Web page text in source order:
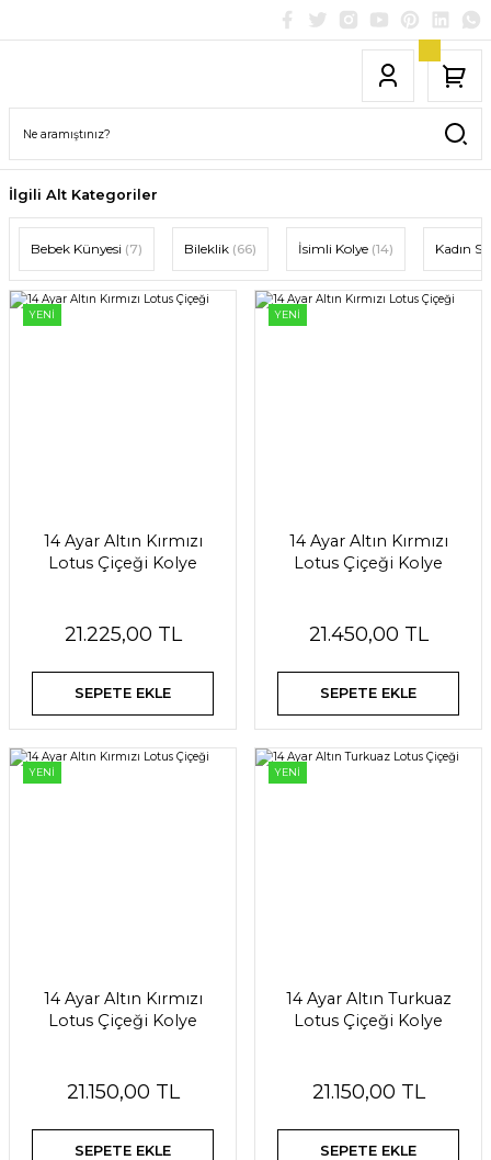
İlgili Alt Kategoriler
Bebek Künyesi (7) Bileklik (66) İsimli Kolye (14) Kadın
YENİ
14 Ayar Altın Kırmızı
Lotus Çiçeği Kolye
21.225,00 TL
SEPETE EKLE
YENİ
14 Ayar Altın Kırmızı
Lotus Çiçeği Kolye
21.450,00 TL
SEPETE EKLE
YENİ
14 Ayar Altın Kırmızı
Lotus Çiçeği Kolye
21.150,00 TL
SEPETE EKLE
YENİ
14 Ayar Altın Turkuaz
Lotus Çiçeği Kolye
21.150,00 TL
SEPETE EKLE